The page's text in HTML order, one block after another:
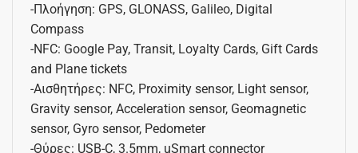
-Πλοήγηση: GPS, GLONASS, Galileo, Digital
Compass
-NFC: Google Pay, Transit, Loyalty Cards, Gift Cards
and Plane tickets
-Αισθητήρες: NFC, Proximity sensor, Light sensor,
Gravity sensor, Acceleration sensor, Geomagnetic
sensor, Gyro sensor, Pedometer
-Θύρες: USB-C, 3.5mm, uSmart connector